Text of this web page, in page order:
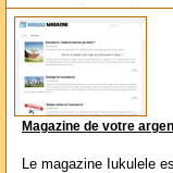
Magazine de votre
Le magazine Iukulele